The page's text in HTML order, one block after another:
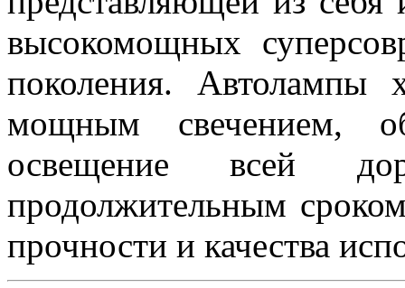
высокомощных
поколения. Автолампы
мощным свечением,
освещение всей
продолжительным
прочности и качества